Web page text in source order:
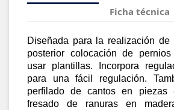
Ficha técnica
Diseñada para la realización de
posterior colocación de
usar plantillas.
Incorpora
para una fácil regulación.
perfilado de cantos en piezas
fresado de ranuras en